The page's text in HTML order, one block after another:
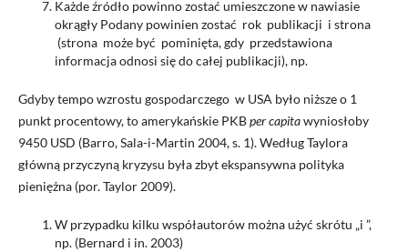
Każde źródło powinno zostać umieszczone w nawiasie
okrągły Podany powinien zostać rok publikacji i strona
(strona może być pominięta, gdy przedstawiona
informacja odnosi się do całej publikacji), np.
Gdyby tempo wzrostu gospodarczego w USA było niższe o 1
punkt procentowy, to amerykańskie PKBper capitawyniosłoby
9450 USD (Barro, Sala-i-Martin 2004, s. 1). Według Taylora
główną przyczyną kryzysu była zbyt ekspansywna polityka
pieniężna (por. Taylor 2009).
W przypadku kilku współautorów można użyć skrótu „i ”,
np. (Bernard i in. 2003)